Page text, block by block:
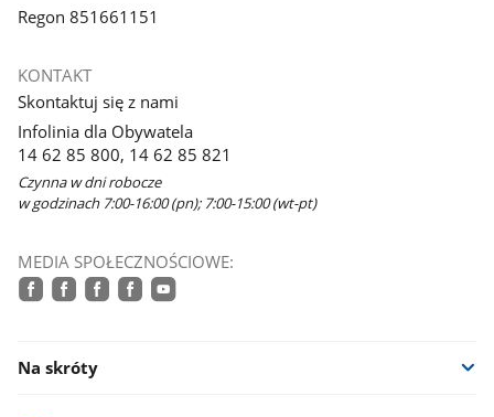
Regon 851661151
KONTAKT
Skontaktuj się z nami
Infolinia dla Obywatela
14 62 85 800, 14 62 85 821
Czynna w dni robocze
w godzinach 7:00-16:00 (pn); 7:00-15:00 (wt-pt)
MEDIA SPOŁECZNOŚCIOWE:
Na skróty